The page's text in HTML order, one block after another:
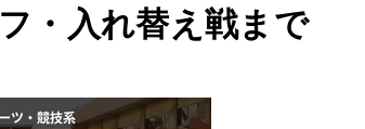
・入れ替え戦まで